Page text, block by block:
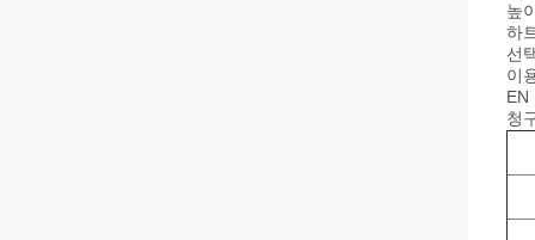
높
하
선
이
EN
청